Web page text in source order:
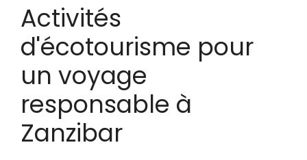
Activités
d'écotourisme pour
un voyage
responsable à
Zanzibar